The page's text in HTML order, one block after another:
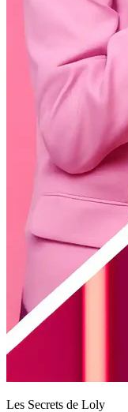
Les Secrets de Loly